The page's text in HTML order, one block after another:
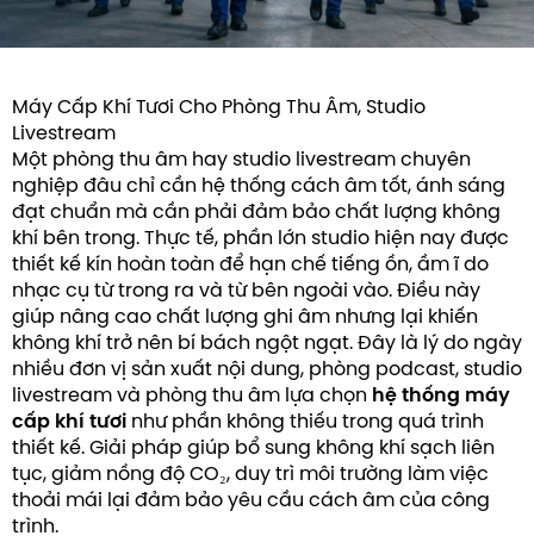
Máy Cấp Khí Tươi Cho Phòng Thu Âm, Studio
Livestream
Một phòng thu âm hay studio livestream chuyên
nghiệp đâu chỉ cần hệ thống cách âm tốt, ánh sáng
đạt chuẩn mà cần phải đảm bảo chất lượng không
khí bên trong. Thực tế, phần lớn studio hiện nay được
thiết kế kín hoàn toàn để hạn chế tiếng ồn, ầm ĩ do
nhạc cụ từ trong ra và từ bên ngoài vào. Điều này
giúp nâng cao chất lượng ghi âm nhưng lại khiến
không khí trở nên bí bách ngột ngạt. Đây là lý do ngày
nhiều đơn vị sản xuất nội dung, phòng podcast, studio
livestream và phòng thu âm lựa chọn hệ thống máy
cấp khí tươi như phần không thiếu trong quá trình
thiết kế. Giải pháp giúp bổ sung không khí sạch liên
tục, giảm nồng độ CO₂, duy trì môi trường làm việc
thoải mái lại đảm bảo yêu cầu cách âm của công
trình.